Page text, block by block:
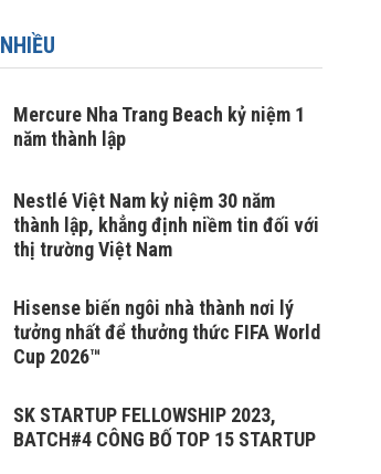
Mercure Nha Trang Beach kỷ niệm 1
năm thành lập
Nestlé Việt Nam kỷ niệm 30 năm
thành lập, khẳng định niềm tin đối với
thị trường Việt Nam
Hisense biến ngôi nhà thành nơi lý
tưởng nhất để thưởng thức FIFA World
Cup 2026™
SK STARTUP FELLOWSHIP 2023,
BATCH#4 CÔNG BỐ TOP 15 STARTUP